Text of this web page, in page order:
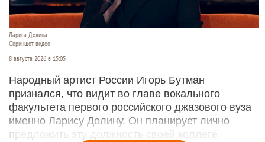
Лариса Долина.
Скриншот видео
8 августа 2026 в 15:05
Народный артист России Игорь Бутман
признался, что видит во главе вокального
факультета первого российского джазового вуза
именно Ларису Долину. Он планирует лично
предложить эту должность своей коллеге.